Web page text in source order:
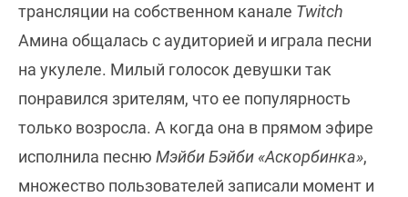
трансляции на собственном канале Twitch
Амина общалась с аудиторией и играла песни
на укулеле. Милый голосок девушки так
понравился зрителям, что ее популярность
только возросла. А когда она в прямом эфире
исполнила песню Мэйби Бэйби «Аскорбинка»,
множество пользователей записали момент и